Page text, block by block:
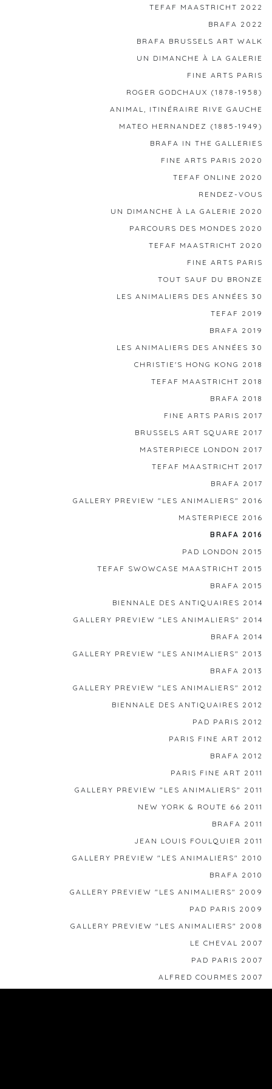
TEFAF MAASTRICHT 2022
BRAFA 2022
BRAFA BRUSSELS ART WALK
UN DIMANCHE À LA GALERIE
FINE ARTS PARIS
ROGER GODCHAUX (1878-1958)
ANIMAL, ITINÉRAIRE RIVE GAUCHE
MATEO HERNANDEZ (1885-1949)
BRAFA IN THE GALLERIES
FINE ARTS PARIS 2020
TEFAF ONLINE 2020
RENDEZ-VOUS
UN DIMANCHE À LA GALERIE 2020
PARCOURS DES MONDES 2020
TEFAF MAASTRICHT 2020
FINE ARTS PARIS
TOUT SAUF DU BRONZE
LES ANIMALIERS DES ANNÉES 30
TEFAF 2019
BRAFA 2019
LES ANIMALIERS DES ANNÉES 30
CHRISTIE'S HONG KONG 2018
TEFAF MAASTRICHT 2018
BRAFA 2018
FINE ARTS PARIS 2017
BRUSSELS ART SQUARE 2017
MASTERPIECE LONDON 2017
TEFAF MAASTRICHT 2017
BRAFA 2017
GALLERY PREVIEW "LES ANIMALIERS" 2016
MASTERPIECE 2016
BRAFA 2016
PAD LONDON 2015
TEFAF SWOWCASE MAASTRICHT 2015
BRAFA 2015
BIENNALE DES ANTIQUAIRES 2014
GALLERY PREVIEW "LES ANIMALIERS" 2014
BRAFA 2014
GALLERY PREVIEW "LES ANIMALIERS" 2013
BRAFA 2013
GALLERY PREVIEW "LES ANIMALIERS" 2012
BIENNALE DES ANTIQUAIRES 2012
PAD PARIS 2012
PARIS FINE ART 2012
BRAFA 2012
PARIS FINE ART 2011
GALLERY PREVIEW "LES ANIMALIERS" 2011
NEW YORK & ROUTE 66 2011
BRAFA 2011
JEAN LOUIS FOULQUIER 2011
GALLERY PREVIEW "LES ANIMALIERS" 2010
BRAFA 2010
GALLERY PREVIEW "LES ANIMALIERS" 2009
PAD PARIS 2009
GALLERY PREVIEW "LES ANIMALIERS" 2008
LE CHEVAL 2007
PAD PARIS 2007
ALFRED COURMES 2007